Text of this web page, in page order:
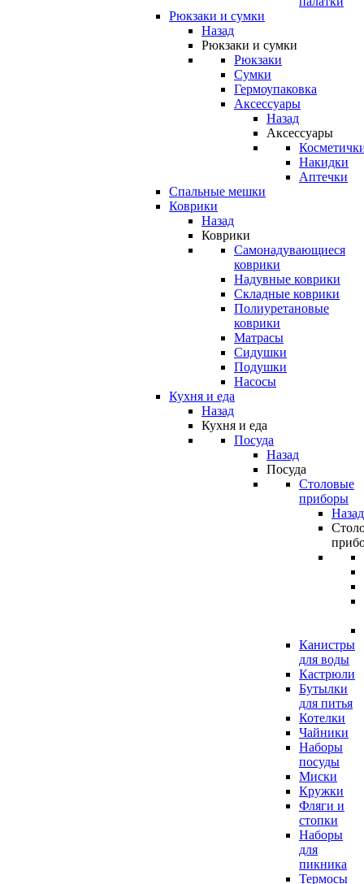
Рюкзаки и сумки
Назад
Рюкзаки и сумки
Рюкзаки
Сумки
Гермоупаковка
Аксессуары
Назад
Аксессуары
Накидки
Аптечки
Спальные мешки
Коврики
Назад
Коврики
Самонадувающиеся
коврики
Надувные коврики
Складные коврики
Полиуретановые
коврики
Матрасы
Сидушки
Подушки
Насосы
Кухня и еда
Назад
Кухня и еда
Посуда
Назад
Посуда
Столовые
приборы
Назад
Канистры
для воды
Кастрюли
Бутылки
для питья
Котелки
Чайники
Наборы
посуды
Миски
Кружки
Фляги и
стопки
Наборы
для
пикника
Термосы